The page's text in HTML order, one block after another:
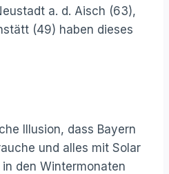
a. d. Aisch (63),
(49) haben dieses
Illusion, dass Bayern
und alles mit Solar
den Wintermonaten